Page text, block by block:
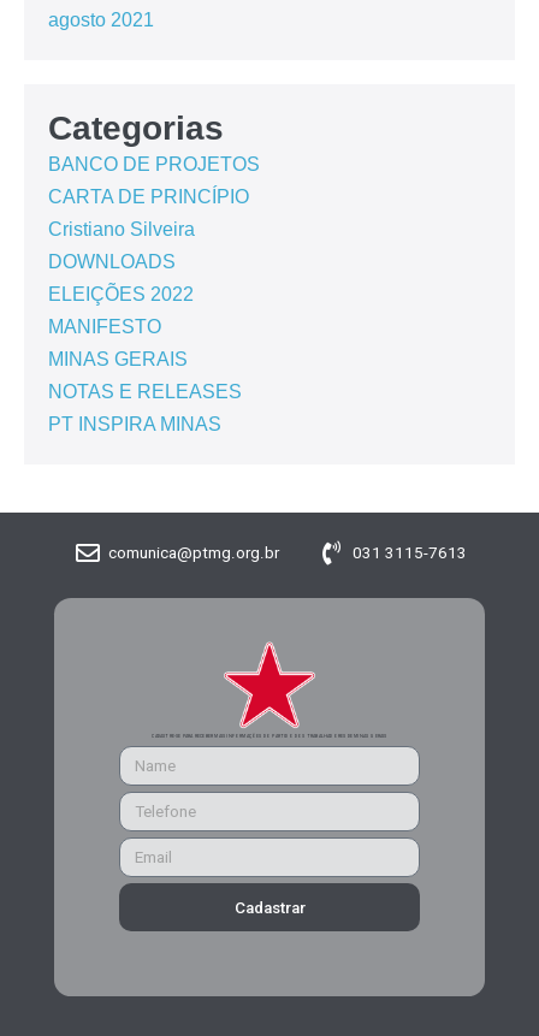
agosto 2021
Categorias
BANCO DE PROJETOS
CARTA DE PRINCÍPIO
Cristiano Silveira
DOWNLOADS
ELEIÇÕES 2022
MANIFESTO
MINAS GERAIS
NOTAS E RELEASES
PT INSPIRA MINAS
comunica@ptmg.org.br 031 3115-7613
CADASTRE-SE PARA RECEBER MAIS INFORMAÇÕES DO PARTIDO DOS TRABALHADORES DE MINAS GERAIS
Cadastrar